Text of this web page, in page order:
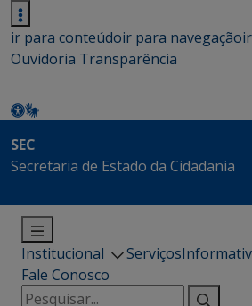
ir para conteúdoir para navegação
Ouvidoria Transparência
SEC
Secretaria de Estado da Cidadania
Institucional Serviços
Fale Conosco
Pesquisar